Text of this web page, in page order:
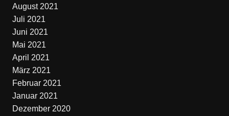
August 2021
Juli 2021
Juni 2021
Mai 2021
April 2021
März 2021
Februar 2021
Januar 2021
Dezember 2020